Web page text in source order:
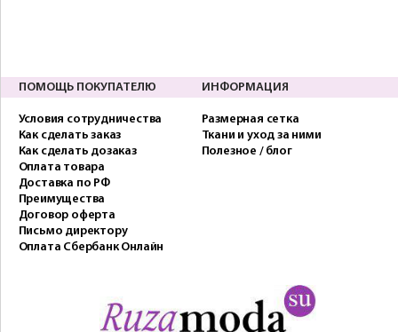
ПОМОЩЬ ПОКУПАТЕЛЮ
Условия сотрудничества
Как сделать заказ
Как сделать дозаказ
Оплата товара
Доставка по РФ
Преимущества
Договор оферта
Письмо директору
Оплата Сбербанк Онлайн
ИНФОРМАЦИЯ
Размерная сетка
Ткани и уход за ними
Полезное / блог